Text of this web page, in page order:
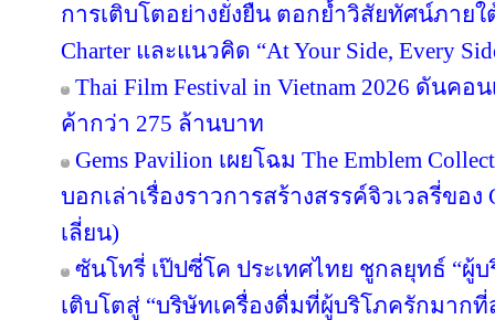
การเติบโตอย่างยั่งยืน ตอกย้ำวิสัยทัศน์ภายใต้
Charter และแนวคิด “At Your Side, Every
Thai Film Festival in Vietnam 2026 ดันค
ค้ากว่า 275 ล้านบาท
Gems Pavilion เผยโฉม The Emblem
บอกเล่าเรื่องราวการสร้างสรรค์จิวเวลรี่ของ
เลี่ยน)
ซันโทรี่ เป๊ปซี่โค ประเทศไทย ชูกลยุทธ์ “ผู้
เติบโตสู่ “บริษัทเครื่องดื่มที่ผู้บริโภครักมากที่